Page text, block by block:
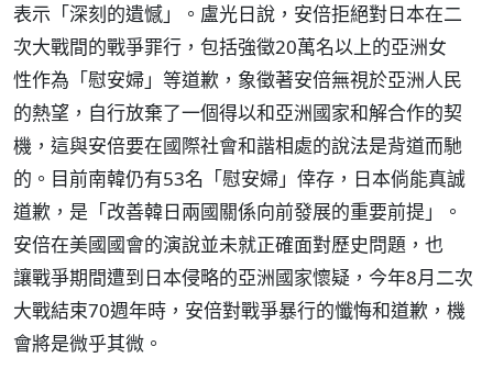
表示「深刻的遺憾」。盧光日說，安倍拒絕對日本在二
次大戰間的戰爭罪行，包括強徵20萬名以上的亞洲女
性作為「慰安婦」等道歉，象徵著安倍無視於亞洲人民
的熱望，自行放棄了一個得以和亞洲國家和解合作的契
機，這與安倍要在國際社會和諧相處的說法是背道而馳
的。目前南韓仍有53名「慰安婦」倖存，日本倘能真誠
道歉，是「改善韓日兩國關係向前發展的重要前提」。
安倍在美國國會的演說並未就正確面對歷史問題，也
讓戰爭期間遭到日本侵略的亞洲國家懷疑，今年8月二次
大戰結束70週年時，安倍對戰爭暴行的懺悔和道歉，機
會將是微乎其微。